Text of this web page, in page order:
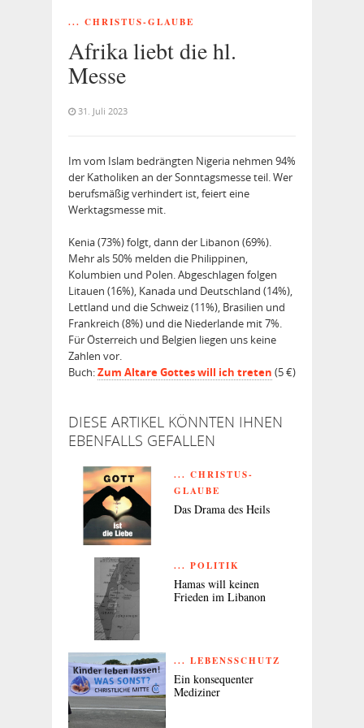
... CHRISTUS-GLAUBE
Afrika liebt die hl.
Messe
31. Juli 2023
Im vom Islam bedrängten Nigeria nehmen 94%
der Katholiken an der Sonntagsmesse teil. Wer
berufsmäßig verhindert ist, feiert eine
Werktagsmesse mit.
Kenia (73%) folgt, dann der Libanon (69%).
Mehr als 50% melden die Philippinen,
Kolumbien und Polen. Abgeschlagen folgen
Litauen (16%), Kanada und Deutschland (14%),
Lettland und die Schweiz (11%), Brasilien und
Frankreich (8%) und die Niederlande mit 7%.
Für Österreich und Belgien liegen uns keine
Zahlen vor.
Buch:Zum Altare Gottes will ich treten (5 €)
DIESE ARTIKEL KÖNNTEN IHNEN
EBENFALLS GEFALLEN
... CHRISTUS-
GLAUBE
Das Drama des Heils
... POLITIK
Hamas will keinen
Frieden im Libanon
... LEBENSSCHUTZ
Ein konsequenter
Mediziner